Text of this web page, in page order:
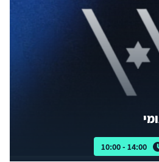
14:00 - 10:00